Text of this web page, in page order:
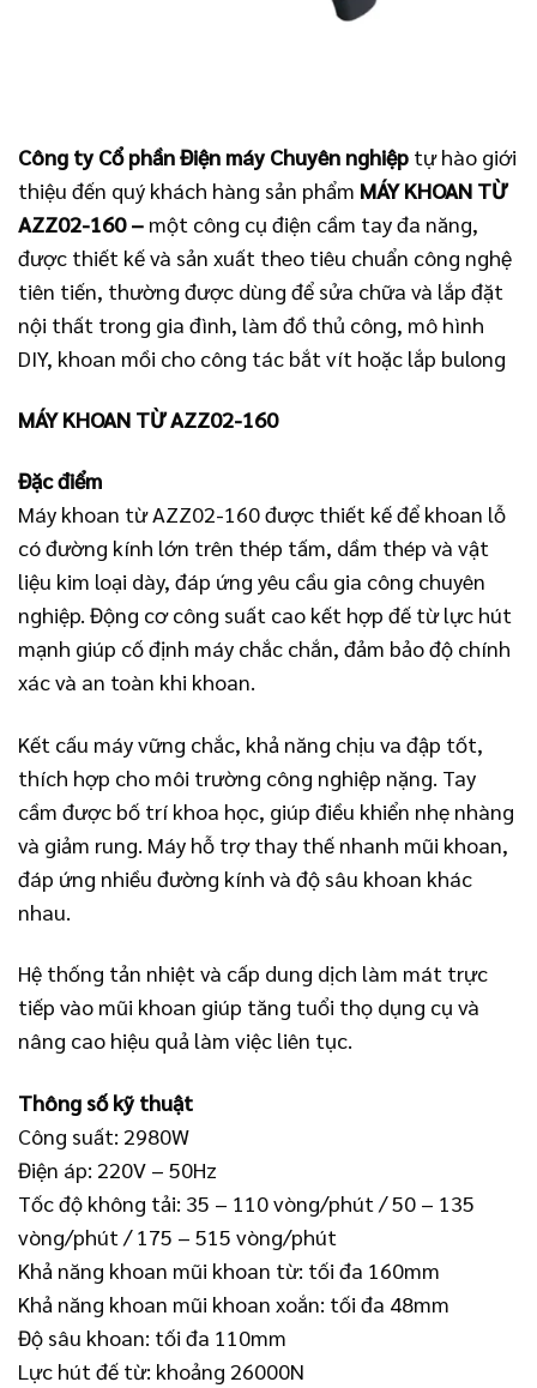
Công ty Cổ phần Điện máy Chuyên nghiệp tự hào giới
thiệu đến quý khách hàng sản phẩm MÁY KHOAN TỪ
AZZ02-160– một công cụ điện cầm tay đa năng,
được thiết kế và sản xuất theo tiêu chuẩn công nghệ
tiên tiến, thường được dùng để sửa chữa và lắp đặt
nội thất trong gia đình, làm đồ thủ công, mô hình
DIY, khoan mồi cho công tác bắt vít hoặc lắp bulong
MÁY KHOAN TỪ AZZ02-160
Đặc điểm
Máy khoan từ AZZ02-160 được thiết kế để khoan lỗ
có đường kính lớn trên thép tấm, dầm thép và vật
liệu kim loại dày, đáp ứng yêu cầu gia công chuyên
nghiệp. Động cơ công suất cao kết hợp đế từ lực hút
mạnh giúp cố định máy chắc chắn, đảm bảo độ chính
xác và an toàn khi khoan.
Kết cấu máy vững chắc, khả năng chịu va đập tốt,
thích hợp cho môi trường công nghiệp nặng. Tay
cầm được bố trí khoa học, giúp điều khiển nhẹ nhàng
và giảm rung. Máy hỗ trợ thay thế nhanh mũi khoan,
đáp ứng nhiều đường kính và độ sâu khoan khác
nhau.
Hệ thống tản nhiệt và cấp dung dịch làm mát trực
tiếp vào mũi khoan giúp tăng tuổi thọ dụng cụ và
nâng cao hiệu quả làm việc liên tục.
Thông số kỹ thuật
Công suất: 2980W
Điện áp: 220V – 50Hz
Tốc độ không tải: 35 – 110 vòng/phút / 50 – 135
vòng/phút / 175 – 515 vòng/phút
Khả năng khoan mũi khoan từ: tối đa 160mm
Khả năng khoan mũi khoan xoắn: tối đa 48mm
Độ sâu khoan: tối đa 110mm
Lực hút đế từ: khoảng 26000N